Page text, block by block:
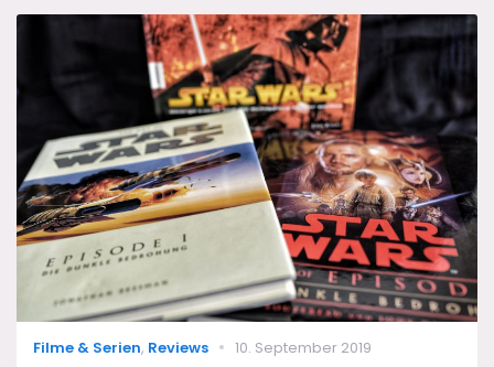
Als
es
dunkel
wurde
um
Star
Wars…
Categories
Filme & Serien, Reviews
Posted
10. September 2019